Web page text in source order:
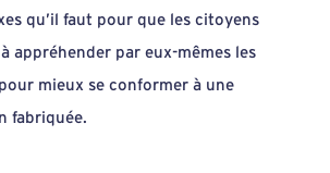
qu’il faut pour que les citoyens
appréhender par eux-mêmes les
mieux se conformer à une
fabriquée.